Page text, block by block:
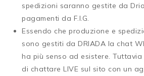
spedizioni saranno gestite da
pagamenti da F.I.G.
Essendo che produzione e
sono gestiti da DRIADA la chat
ha più senso ad esistere.
di chattare LIVE sul sito con un